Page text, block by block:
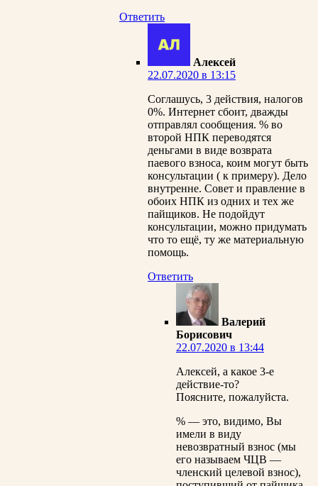
Ответить
Алексей
22.07.2020 в 13:15
Соглашусь, 3 действия, налогов
0%. Интернет сбоит, дважды
отправлял сообщения. % во
второй НПК переводятся
деньгами в виде возврата
паевого взноса, коим могут быть
консультации ( к примеру). Дело
внутренне. Совет и правление в
обоих НПК из одних и тех же
пайщиков. Не подойдут
консультации, можно придумать
что то ещё, ту же материальную
помощь.
Ответить
Валерий
Борисович
22.07.2020 в 13:44
Алексей, а какое 3-е
действие-то?
Поясните, пожалуйста.
% — это, видимо, Вы
имели в виду
невозвратный взнос (мы
его называем ЧЦВ —
членский целевой взнос),